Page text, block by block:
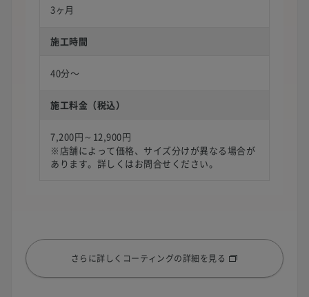
3ヶ月
施工時間
40分〜
施工料金（税込）
7,200円～12,900円
※店舗によって価格、サイズ分けが異なる場合が
あります。詳しくはお問合せください。
さらに詳しくコーティングの詳細を見る